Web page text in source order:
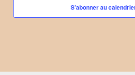
S’abonner au